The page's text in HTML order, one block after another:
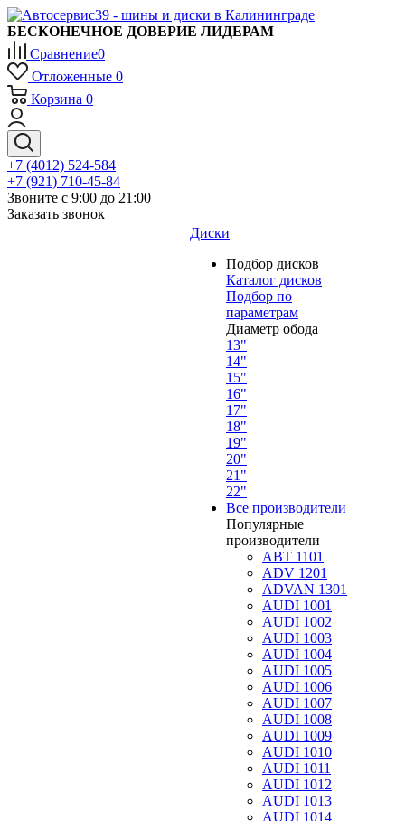
БЕСКОНЕЧНОЕ ДОВЕРИЕ ЛИДЕРАМ
Сравнение0
Отложенные 0
Корзина 0
+7 (4012) 524-584
+7 (921) 710-45-84
Звоните с 9:00 до 21:00
Заказать звонок
Диски
Подбор дисков
Каталог дисков
Подбор по
параметрам
Диаметр обода
13"
14"
15"
16"
17"
18"
19"
20"
21"
22"
Все производители
Популярные
производители
ABT 1101
ADV 1201
ADVAN 1301
AUDI 1001
AUDI 1002
AUDI 1003
AUDI 1004
AUDI 1005
AUDI 1006
AUDI 1007
AUDI 1008
AUDI 1009
AUDI 1010
AUDI 1011
AUDI 1012
AUDI 1013
AUDI 1014